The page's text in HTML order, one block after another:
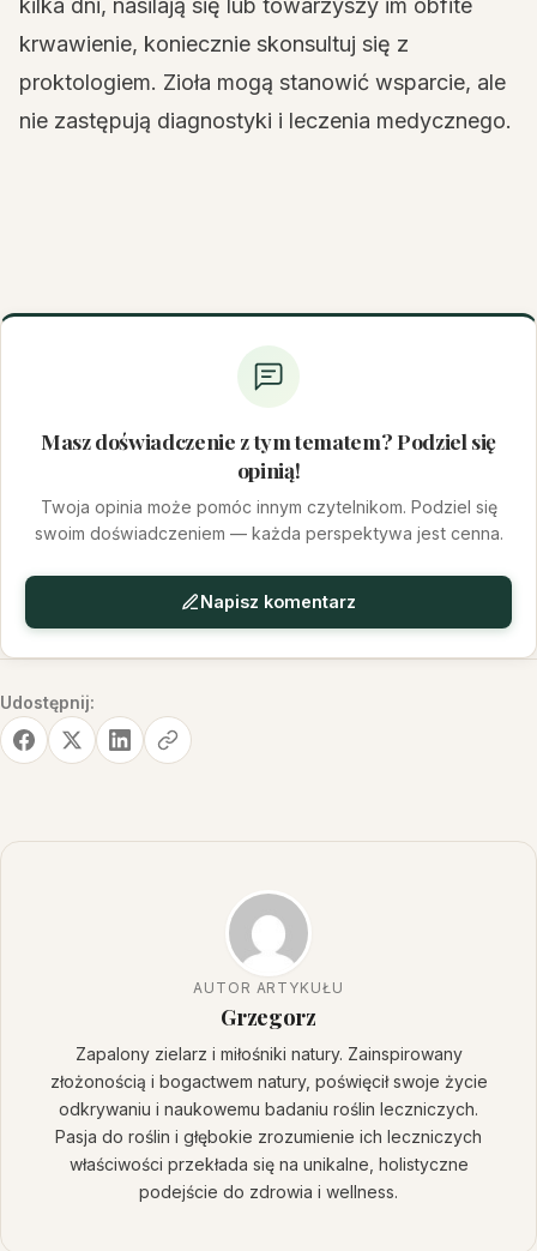
kilka dni, nasilają się lub towarzyszy im obfite
krwawienie, koniecznie skonsultuj się z
proktologiem. Zioła mogą stanowić wsparcie, ale
nie zastępują diagnostyki i leczenia medycznego.
Masz doświadczenie z tym tematem? Podziel się
opinią!
Twoja opinia może pomóc innym czytelnikom. Podziel się
swoim doświadczeniem — każda perspektywa jest cenna.
Napisz komentarz
Udostępnij:
AUTOR ARTYKUŁU
Grzegorz
Zapalony zielarz i miłośniki natury. Zainspirowany
złożonością i bogactwem natury, poświęcił swoje życie
odkrywaniu i naukowemu badaniu roślin leczniczych.
Pasja do roślin i głębokie zrozumienie ich leczniczych
właściwości przekłada się na unikalne, holistyczne
podejście do zdrowia i wellness.